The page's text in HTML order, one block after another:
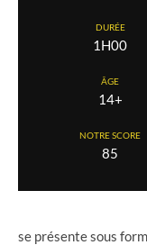
DURÉE
1H00
ÂGE
14+
NOTRE SCORE
85
se présente sous